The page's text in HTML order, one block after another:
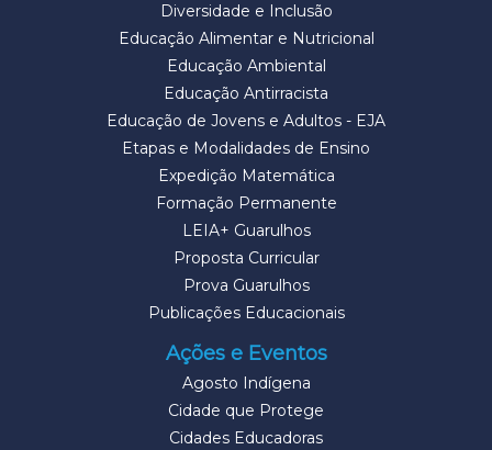
Diversidade e Inclusão
Educação Alimentar e Nutricional
Educação Ambiental
Educação Antirracista
Educação de Jovens e Adultos - EJA
Etapas e Modalidades de Ensino
Expedição Matemática
Formação Permanente
LEIA+ Guarulhos
Proposta Curricular
Prova Guarulhos
Publicações Educacionais
Ações e Eventos
Agosto Indígena
Cidade que Protege
Cidades Educadoras